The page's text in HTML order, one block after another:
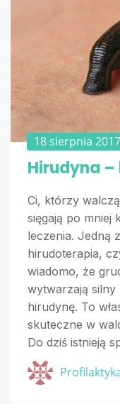
18 sierpnia 2017
Hirudyna –
Ci, którzy
sięgają po mniej
leczenia. Jedną
hirudoterapia,
wiadomo, że
wytwarzają
hirudynę. To
skuteczne w
Do dziś istnieją